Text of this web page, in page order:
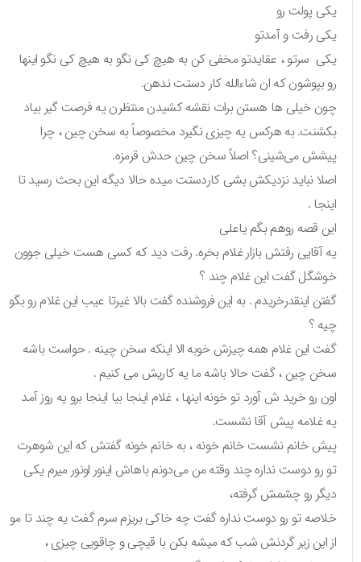
یکی پولت رو
یکی رفت و آمدتو
یکی سرتو ، عقایدتو‌ مخفی کن به هیچ کی نگو به هیچ کی نگو اینها
رو بپوشون که ان شاءالله کار دستت ندهن.
چون خیلی ها هستن برات نقشه کشیدن منتظرن یه فرصت گیر بیاد
بکشنت. به هرکس یه چیزی نگیرد مخصوصاً به سخن چین ، چرا
پیشش می‌شینی؟ اصلاً سخن چین حدش قرمزه.
اصلا نباید نزدیکش بشی کاردستت میده حالا دیگه این بحث رسید تا
اینجا .
این قصه روهم بگم یاعلی
یه آقایی رفتش بازار غلام بخره. رفت دید که کسی هست خیلی جوون
خوشگل گفت این غلام چند ؟
گفتن اینقدرخریدم . به این فروشنده گفت بالا غیرتا عیب این غلام رو بگو
چیه ؟
گفت این غلام همه چیزش خوبه الا اینکه سخن چینه . حواست باشه
سخن چین ، گفت حالا باشه ما یه کاریش می کنیم .
اون رو خرید ش آورد تو خونه اینها ، غلام اینجا بیا اینجا برو یه روز آمد
یه غلامه پیش آقا نشست.
پیش خانم نشست خانم خونه ، به خانم خونه گفتش که این شوهرت
تو رو دوست نداره چند وقته من می‌دونم باهاش اینور اونور میرم یکی
دیگر رو چشمش گرفته،
خلاصه تو رو دوست نداره گفت چه خاکی بریزم سرم گفت یه چند تا مو
از این زیر گردنش شب که میشه بکن با قیچی و چاقویی چیزی ،